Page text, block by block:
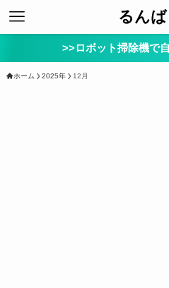
るん
>>ロボット掃除機で
ホーム 2025年 12月